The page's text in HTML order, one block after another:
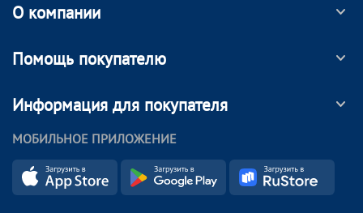
О компании
Помощь покупателю
Информация для покупателя
МОБИЛЬНОЕ ПРИЛОЖЕНИЕ